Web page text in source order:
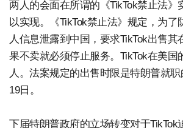
两人的会面在所谓的《TikTok禁止法》
以实现。《TikTok禁止法》规定，为了
人信息泄露到中国，要求TikTok出售其
果不卖就必须停止服务。TikTok在美国
人。法案规定的出售时限是特朗普就职
19日。
下届特朗普政府的立场转变对于TikTok